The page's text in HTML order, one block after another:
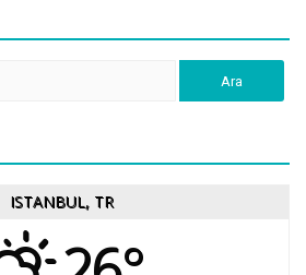
ISTANBUL, TR